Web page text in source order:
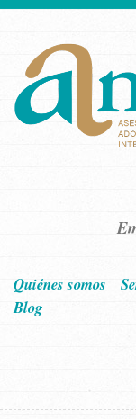
Quiénes somos
Blog